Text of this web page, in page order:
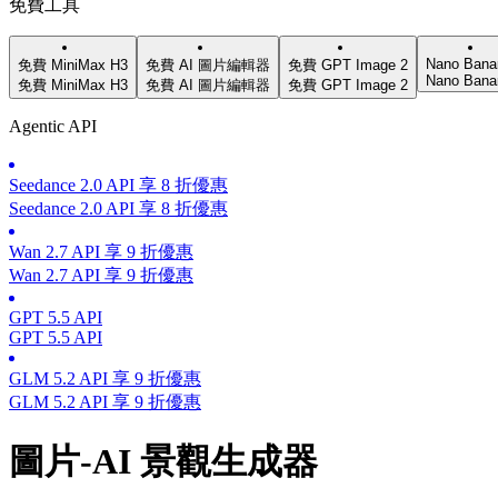
免費工具
免費 MiniMax H3
免費 MiniMax H3
免費 AI 圖片編輯器
免費 AI 圖片編輯器
免費 GPT Image 2
免費 GPT Image 2
Nano
Nano
Agentic API
Seedance 2.0 API 享 8 折優惠
Seedance 2.0 API 享 8 折優惠
Wan 2.7 API 享 9 折優惠
Wan 2.7 API 享 9 折優惠
GPT 5.5 API
GPT 5.5 API
GLM 5.2 API 享 9 折優惠
GLM 5.2 API 享 9 折優惠
圖片-AI 景觀生成器